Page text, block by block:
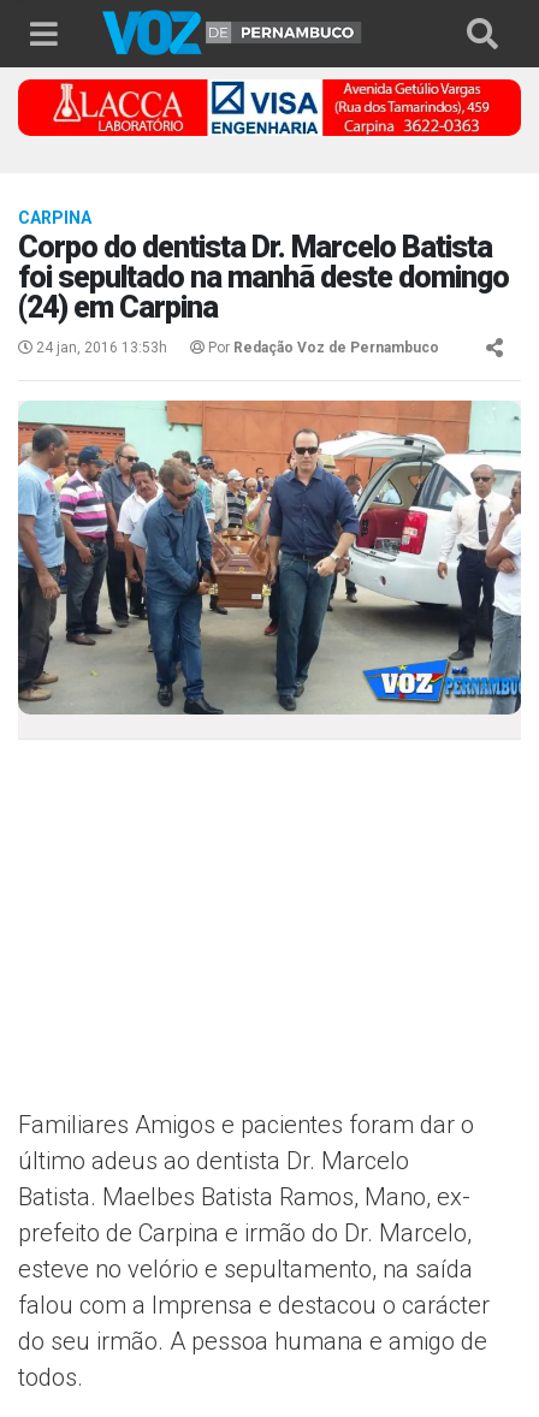
CARPINA
Corpo do dentista Dr. Marcelo Batista
foi sepultado na manhã deste domingo
(24) em Carpina
24 jan, 2016 13:53h Por Redação Voz de Pernambuco
Familiares Amigos e pacientes foram dar o
último adeus ao dentista Dr. Marcelo
Batista. Maelbes Batista Ramos, Mano, ex-
prefeito de Carpina e irmão do Dr. Marcelo,
esteve no velório e sepultamento, na saída
falou com a Imprensa e destacou o carácter
do seu irmão. A pessoa humana e amigo de
todos.